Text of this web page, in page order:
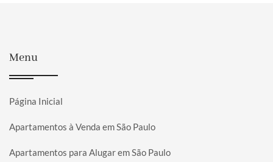
Menu
Página Inicial
Apartamentos à Venda em São Paulo
Apartamentos para Alugar em São Paulo